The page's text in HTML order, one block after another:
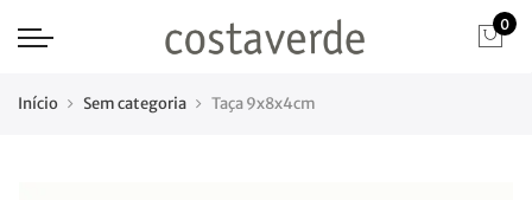
0
Início Sem categoria Taça 9x8x4cm